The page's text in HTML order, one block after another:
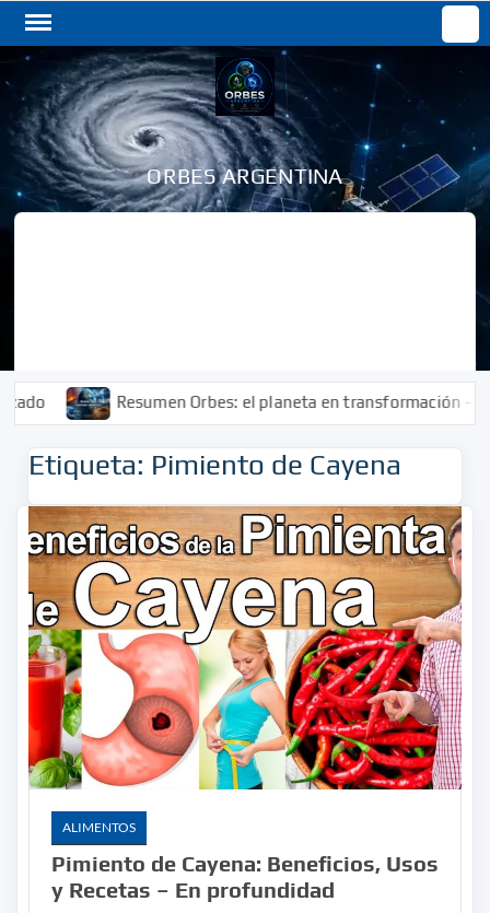
Saltar
contenido
ORBES ARGENTINA
Resumen Orbes: el planeta en transformación – En
Etiqueta: Pimiento de Cayena
ALIMENTOS
Pimiento de Cayena: Beneficios, Usos
y Recetas – En profundidad